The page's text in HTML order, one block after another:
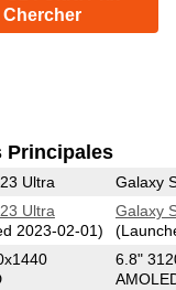
Chercher
Principales
Ultra Galaxy
Ultra
2023-02-01)
Galaxy
6.8"